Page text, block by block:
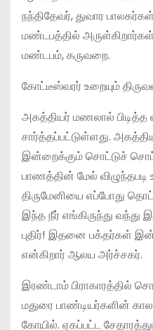
நந்திதேவர், துவார
மண்டபத்தில்
மண்டபம், கருவறை.
கோட்டீஸ்வரர் உறையும்
அகத்தியர் மணலால்
சார்த்தப்பட்டுள்ளது.
இன்றைக்கும் சொட்டுச்
பாணத்தின் மேல்
திருமேனியை எப்போது
இந்த நீர் எங்கிருந்து வந்து
புதிர்! இதனை பக்தர்கள்
என்கிறார் ஆலய அர்ச்சகர்.
இரண்டாம் பிராகாரத்தில்
மதுரை பாண்டியர்களின்
கோயில். ஏகப்பட்ட